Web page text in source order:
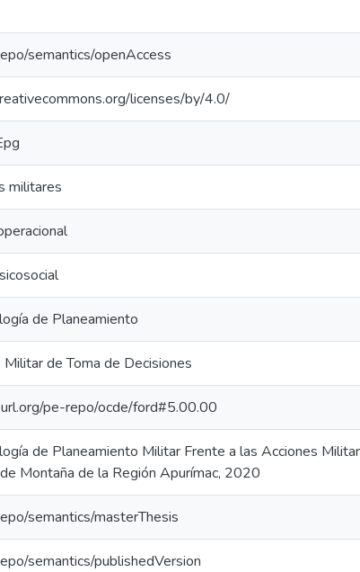
semantics/openAccess
licenses/by/4.0/
militares
de Planeamiento
Militar de Toma de Decisiones
pe-repo/ocde/ford#5.00.00
de Planeamiento Militar Frente a las Acciones
Montaña de la Región Apurímac, 2020
semantics/masterThesis
semantics/publishedVersion